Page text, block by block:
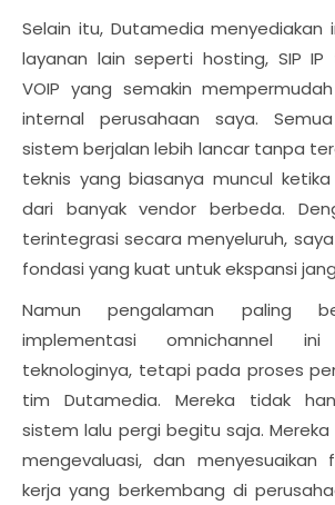
Selain itu, Dutamedia menyediakan
layanan lain seperti hosting, SIP IP
VOIP yang semakin
internal perusahaan saya.
sistem berjalan lebih lancar tanpa
teknis yang biasanya muncul
dari banyak vendor berbeda.
terintegrasi secara menyeluruh,
fondasi yang kuat untuk ekspansi
Namun pengalaman paling
implementasi omnichannel
teknologinya, tetapi pada proses
tim Dutamedia. Mereka tidak
sistem lalu pergi begitu saja.
mengevaluasi, dan menyesuaikan
kerja yang berkembang di